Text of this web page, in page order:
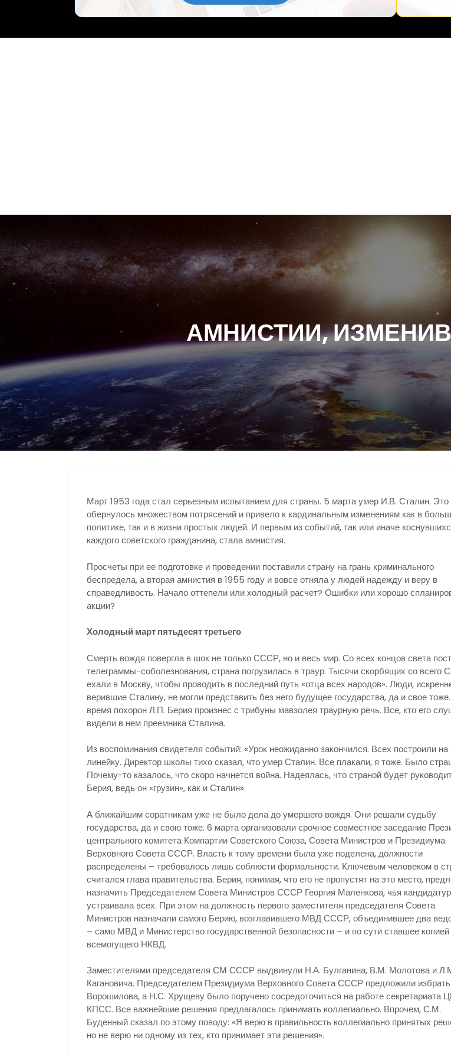
АМНИСТИИ,
Март 1953 года стал серьезным испытанием для страны. 5 марта умер И.В. Сталин. Это
обернулось множеством потрясений и привело к кардинальным изменениям как в
политике, так и в жизни простых людей. И первым из событий, так или иначе
каждого советского гражданина, стала амнистия.
Просчеты при ее подготовке и проведении поставили страну на грань криминального
беспредела, а вторая амнистия в 1955 году и вовсе отняла у людей надежду и веру в
справедливость. Начало оттепели или холодный расчет? Ошибки или хорошо
акции?
Холодный март пятьдесят третьего
Смерть вождя повергла в шок не только СССР, но и весь мир. Со всех концов света
телеграммы-соболезнования, страна погрузилась в траур. Тысячи скорбящих со всего
ехали в Москву, чтобы проводить в последний путь «отца всех народов». Люди,
верившие Сталину, не могли представить без него будущее государства, да и свое
время похорон Л.П. Берия произнес с трибуны мавзолея траурную речь. Все, кто его
видели в нем преемника Сталина.
Из воспоминания свидетеля событий: «Урок неожиданно закончился. Всех построили на
линейку. Директор школы тихо сказал, что умер Сталин. Все плакали, я тоже. Было
Почему-то казалось, что скоро начнется война. Надеялась, что страной будет
Берия, ведь он «грузин», как и Сталин».
А ближайшим соратникам уже не было дела до умершего вождя. Они решали судьбу
государства, да и свою тоже. 6 марта организовали срочное совместное заседание
центрального комитета Компартии Советского Союза, Совета Министров и Президиума
Верховного Совета СССР. Власть к тому времени была уже поделена, должности
распределены – требовалось лишь соблюсти формальности. Ключевым человеком в
считался глава правительства. Берия, понимая, что его не пропустят на это место,
назначить Председателем Совета Министров СССР Георгия Маленкова, чья
устраивала всех. При этом на должность первого заместителя председателя Совета
Министров назначали самого Берию, возглавившего МВД СССР, объединившее два
– само МВД и Министерство государственной безопасности – и по сути ставшее
всемогущего НКВД.
Заместителями председателя СМ СССР выдвинули Н.А. Булганина, В.М. Молотова и
Кагановича. Председателем Президиума Верховного Совета СССР предложили
Ворошилова, а Н.С. Хрущеву было поручено сосредоточиться на работе секретариата
КПСС. Все важнейшие решения предлагалось принимать коллегиально. Впрочем, С.М.
Буденный сказал по этому поводу: «Я верю в правильность коллегиально принятых
но не верю ни одному из тех, кто принимает эти решения».